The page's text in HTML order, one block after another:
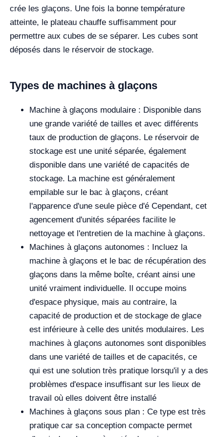
crée les glaçons. Une fois la bonne température
atteinte, le plateau chauffe suffisamment pour
permettre aux cubes de se séparer. Les cubes sont
déposés dans le réservoir de stockage.
Types de machines à glaçons
Machine à glaçons modulaire : Disponible dans
une grande variété de tailles et avec différents
taux de production de glaçons. Le réservoir de
stockage est une unité séparée, également
disponible dans une variété de capacités de
stockage. La machine est généralement
empilable sur le bac à glaçons, créant
l'apparence d'une seule pièce d'é Cependant, cet
agencement d'unités séparées facilite le
nettoyage et l'entretien de la machine à glaçons.
Machines à glaçons autonomes : Incluez la
machine à glaçons et le bac de récupération des
glaçons dans la même boîte, créant ainsi une
unité vraiment individuelle. Il occupe moins
d'espace physique, mais au contraire, la
capacité de production et de stockage de glace
est inférieure à celle des unités modulaires. Les
machines à glaçons autonomes sont disponibles
dans une variété de tailles et de capacités, ce
qui est une solution très pratique lorsqu'il y a des
problèmes d'espace insuffisant sur les lieux de
travail où elles doivent être installé
Machines à glaçons sous plan : Ce type est très
pratique car sa conception compacte permet